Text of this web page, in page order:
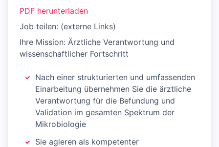
PDF herunterladen
Job teilen: (externe Links)
Ihre Mission: Ärztliche Verantwortung und
wissenschaftlicher Fortschritt
Nach einer strukturierten und umfassenden
Einarbeitung übernehmen Sie die ärztliche
Verantwortung für die Befundung und
Validation im gesamten Spektrum der
Mikrobiologie
Sie agieren als kompetenter